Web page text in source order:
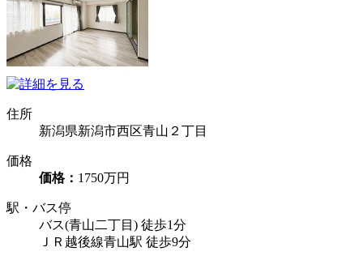
住所
新潟県新潟市西区青山２丁目
価格
価格： 1750万円
駅・バス停
バス(青山二丁目) 徒歩1分
ＪＲ越後線青山駅 徒歩9分